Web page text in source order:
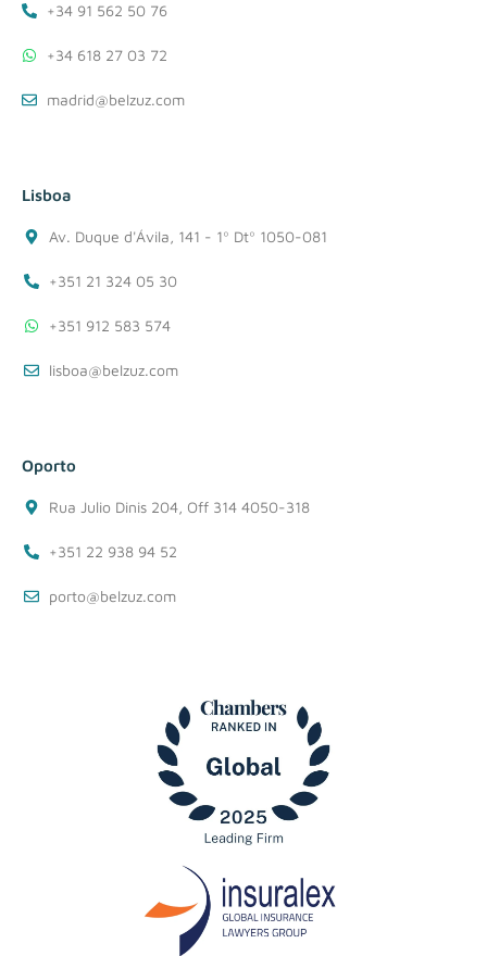
+34 91 562 50 76
+34 618 27 03 72
madrid@belzuz.com
Lisboa
Av. Duque d'Ávila, 141 - 1º Dtº 1050-081
+351 21 324 05 30
+351 912 583 574
lisboa@belzuz.com
Oporto
Rua Julio Dinis 204, Off 314 4050-318
+351 22 938 94 52
porto@belzuz.com